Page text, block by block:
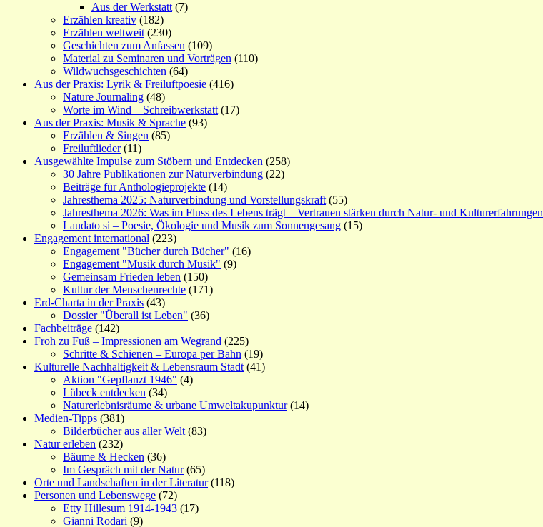
Aus der Werkstatt (7)
Erzählen kreativ (182)
Erzählen weltweit (230)
Geschichten zum Anfassen (109)
Material zu Seminaren und Vorträgen (110)
Wildwuchsgeschichten (64)
Aus der Praxis: Lyrik & Freiluftpoesie (416)
Nature Journaling (48)
Worte im Wind – Schreibwerkstatt (17)
Aus der Praxis: Musik & Sprache (93)
Erzählen & Singen (85)
Freiluftlieder(11)
Ausgewählte Impulse zum Stöbern und Entdecken (258)
30 Jahre Publikationen zur Naturverbindung (22)
Beiträge für Anthologieprojekte (14)
Jahresthema 2025: Naturverbindung und Vorstellungskraft (55)
Jahresthema 2026: Was im Fluss des Lebens trägt – Vertrauen stärken durch Natur- und Kulturerfahrungen
Laudato si – Poesie, Ökologie und Musik zum Sonnengesang (15)
Engagement international (223)
Engagement "Bücher durch Bücher" (16)
Engagement "Musik durch Musik" (9)
Gemeinsam Frieden leben (150)
Kultur der Menschenrechte (171)
Erd-Charta in der Praxis (43)
Dossier "Überall ist Leben" (36)
Fachbeiträge (142)
Froh zu Fuß – Impressionen am Wegrand (225)
Schritte & Schienen – Europa per Bahn (19)
Kulturelle Nachhaltigkeit & Lebensraum Stadt (41)
Aktion "Gepflanzt 1946" (4)
Lübeck entdecken (34)
Naturerlebnisräume & urbane Umweltakupunktur(14)
Medien-Tipps (381)
Bilderbücher aus aller Welt (83)
Natur erleben (232)
Bäume & Hecken (36)
Im Gespräch mit der Natur(65)
Orte und Landschaften in der Literatur(118)
Personen und Lebenswege (72)
Etty Hillesum 1914-1943 (17)
Gianni Rodari (9)